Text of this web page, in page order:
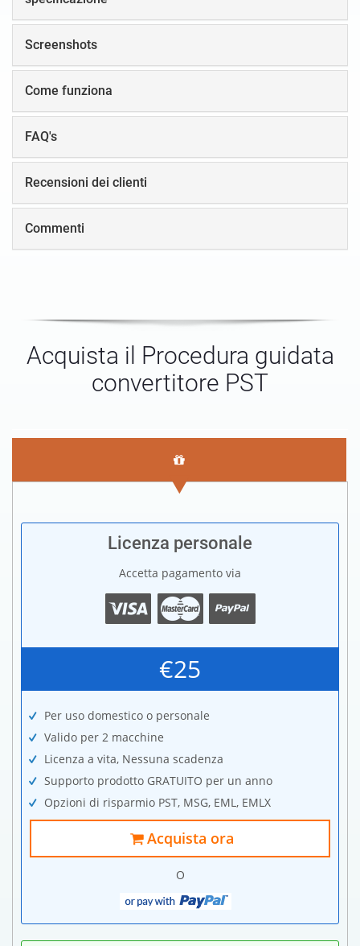
Screenshots
Come funziona
FAQ's
Recensioni dei clienti
Commenti
Acquista il Procedura guidata
convertitore PST
Licenza personale
Accetta pagamento via
€25
Per uso domestico o personale
Valido per 2 macchine
Licenza a vita, Nessuna scadenza
Supporto prodotto GRATUITO per un anno
Opzioni di risparmio PST, MSG, EML, EMLX
Acquista ora
O